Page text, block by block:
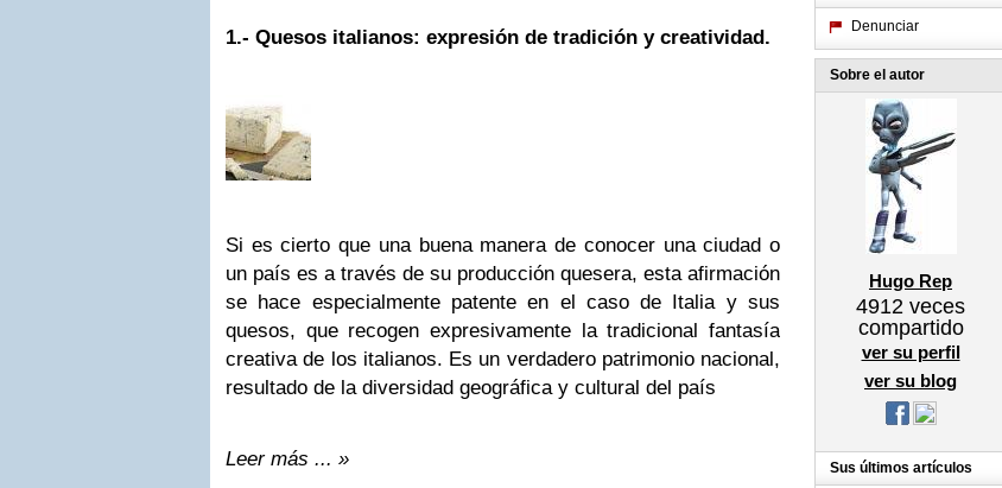
1.- Quesos italianos: expresión de tradición y creatividad.
Si es cierto que una buena manera de conocer una ciudad o
un país es a través de su producción quesera, esta afirmación
se hace especialmente patente en el caso de Italia y sus
quesos, que recogen expresivamente la tradicional fantasía
creativa de los italianos. Es un verdadero patrimonio nacional,
resultado de la diversidad geográfica y cultural del país
Leer más ... »
Denunciar
Sobre el autor
Hugo Rep
4912 veces
compartido
ver su perfil
ver su blog
Sus últimos artículos